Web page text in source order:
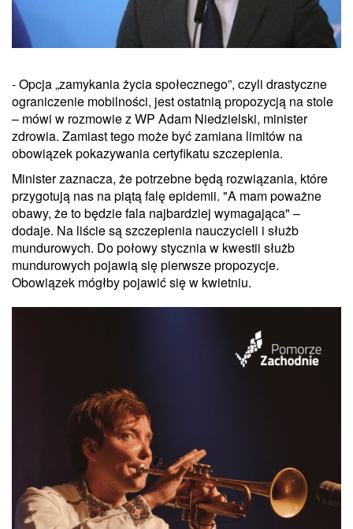
- Opcja „zamykania życia społecznego”, czyli drastyczne
ograniczenie mobilności, jest ostatnią propozycją na stole
– mówi w rozmowie z WP Adam Niedzielski, minister
zdrowia. Zamiast tego może być zamiana limitów na
obowiązek pokazywania certyfikatu szczepienia.
Minister zaznacza, że potrzebne będą rozwiązania, które
przygotują nas na piątą falę epidemii. "A mam poważne
obawy, że to będzie fala najbardziej wymagająca" –
dodaje. Na liście są szczepienia nauczycieli i służb
mundurowych. Do połowy stycznia w kwestii służb
mundurowych pojawią się pierwsze propozycje.
Obowiązek mógłby pojawić się w kwietniu.